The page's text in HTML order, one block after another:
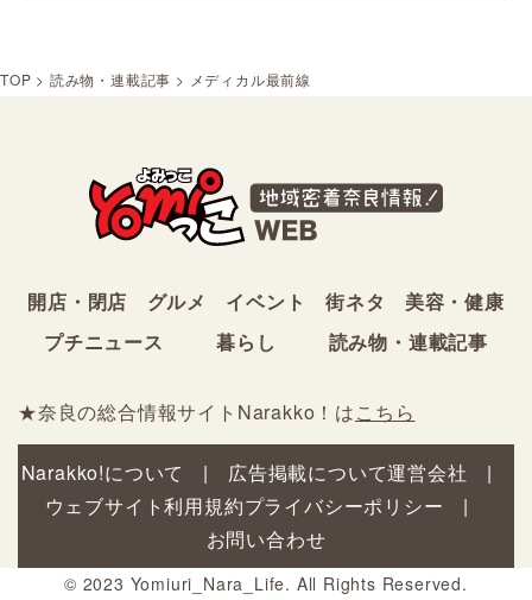
TOP > 読み物・連載記事 > メディカル最前線
開店・閉店 グルメ イベント 街ネタ
美容・健康
プチニュース
暮らし 読み物・連載記事
★奈良の総合情報サイトNarakko！はこちら
Narakko!について 広告掲載について運営会社
ウェブサイト利用規約プライバシーポリシー
お問い合わせ
© 2023 Yomiuri_Nara_Life. All Rights Reserved.